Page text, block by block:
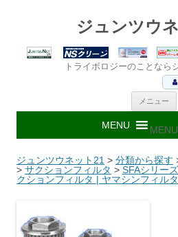
ジュンツウ
トライボロジーのことなら
メニュー
MENU
ジュンツウネット21 > 分類から探す
> サクションフィルタ > SFAシリー
クションフィルタ | ヤマシンフィルタ